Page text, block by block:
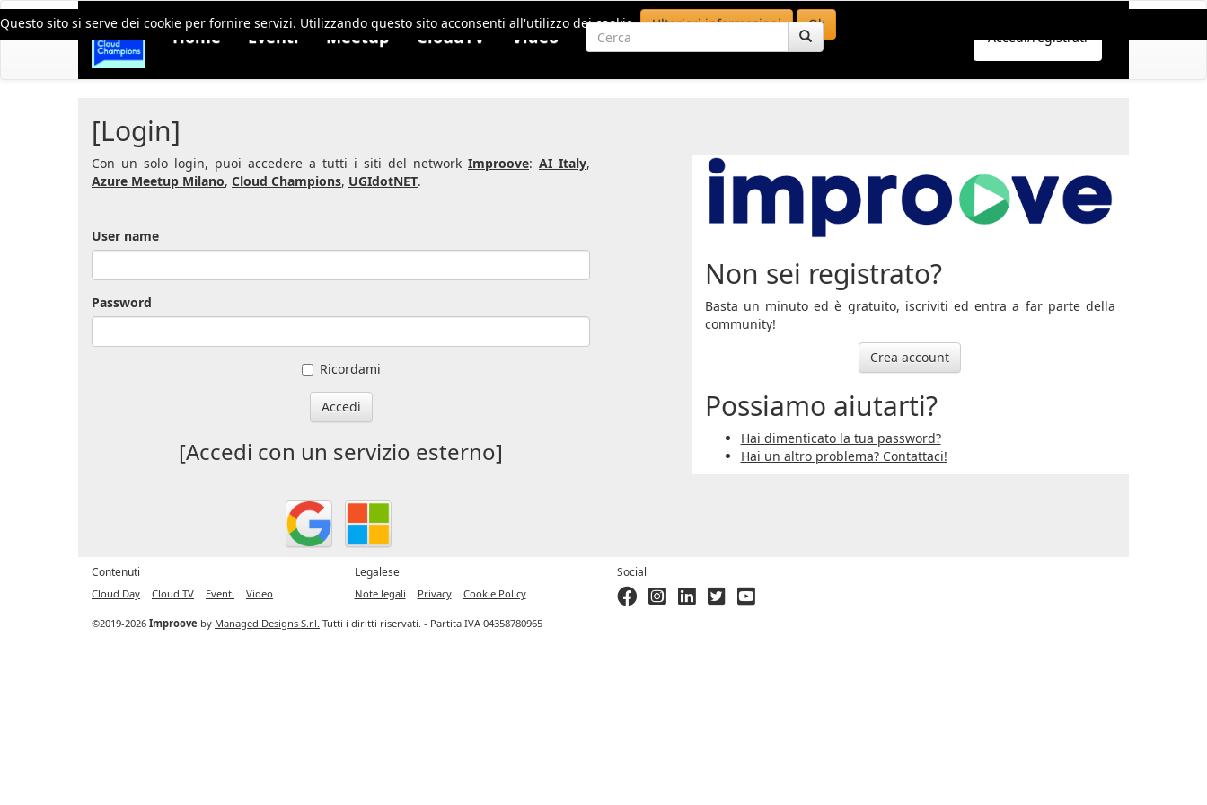
Questo sito si serve dei cookie per fornire servizi. Utilizzando questo sito acconsenti all'utilizzo dei cookie. Ulteriori informazioni Ok
Home Eventi Meetup CloudTV Video Accedi/registrati
[Login]
Con un solo login, puoi accedere a tutti i siti del network Improove: AI Italy,
Azure Meetup Milano, Cloud Champions, UGIdotNET.
User name
Password
Ricordami
Accedi
[Accedi con un servizio esterno]
Non sei registrato?
Basta un minuto ed è gratuito, iscriviti ed entra a far parte della
community!
Crea account
Possiamo aiutarti?
Hai dimenticato la tua password?
Hai un altro problema? Contattaci!
Contenuti
Cloud Day Cloud TV Eventi Video
Legalese
Note legali Privacy Cookie Policy
Social
©2019-2026 Improove by Managed Designs S.r.l. Tutti i diritti riservati. - Partita IVA 04358780965